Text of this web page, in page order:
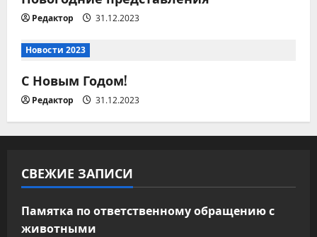
з
а
п
и
с
я
м
Редактор 31.12.2023
Новости 2023
С Новым Годом!
Редактор 31.12.2023
СВЕЖИЕ ЗАПИСИ
Памятка по ответственному обращению с
животными